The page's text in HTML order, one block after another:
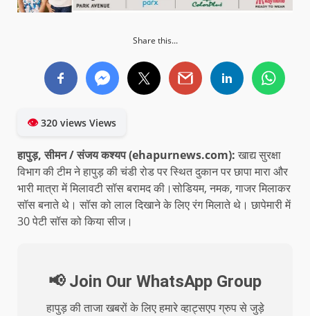
Share this...
👁320 views Views
हापुड़, सीमन / संजय कश्यप (ehapurnews.com): खाद्य सुरक्षा
विभाग की टीम ने हापुड़ की चंडी रोड पर स्थित दुकान पर छापा मारा और
भारी मात्रा में मिलावटी सॉस बरामद की।सोडियम, नमक, गाजर मिलाकर
सॉस बनाते थे। सॉस को लाल दिखाने के लिए रंग मिलाते थे। छापेमारी में
30 पेटी सॉस को किया सीज।
📢 Join Our WhatsApp Group
हापुड़ की ताजा खबरों के लिए हमारे व्हाट्सएप ग्रुप से जुड़े